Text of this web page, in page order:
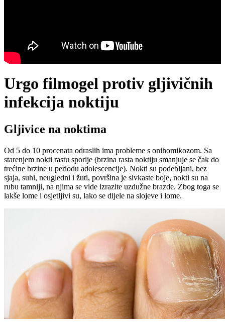
Urgo filmogel protiv gljivičnih
infekcija noktiju
Gljivice na noktima
Od 5 do 10 procenata odraslih ima probleme s onihomikozom. Sa
starenjem nokti rastu sporije (brzina rasta noktiju smanjuje se čak do
trećine brzine u periodu adolescencije). Nokti su podebljani, bez
sjaja, suhi, neugledni i žuti, površina je sivkaste boje, nokti su na
rubu tamniji, na njima se vide izrazite uzdužne brazde. Zbog toga se
lakše lome i osjetljivi su, lako se dijele na slojeve i lome.